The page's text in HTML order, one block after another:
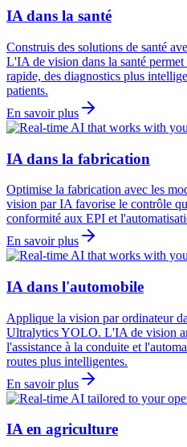
IA dans la santé
Construis des solutions de santé
L'IA de vision dans la santé
rapide, des diagnostics plus
patients.
En savoir plus
IA dans la fabrication
Optimise la fabrication avec les
vision par IA favorise le contrôle
conformité aux EPI et
En savoir plus
IA dans l'automobile
Applique la vision par ordinateur
Ultralytics YOLO. L'IA de vision
l'assistance à la conduite et
routes plus intelligentes.
En savoir plus
IA en agriculture